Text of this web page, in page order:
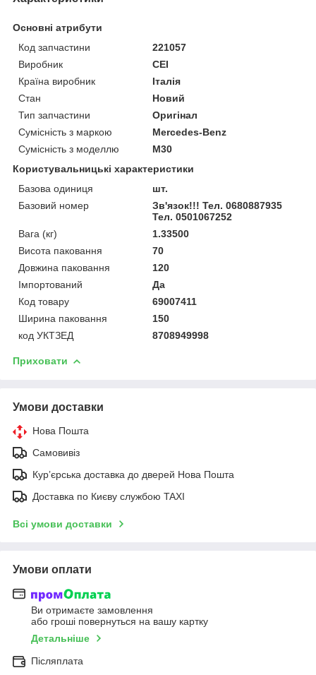
Основні атрибути
Код запчастини
221057
Виробник
CEI
Країна виробник
Італія
Стан
Новий
Тип запчастини
Оригінал
Сумісність з маркою
Mercedes-Benz
Сумісність з моделлю
M30
Користувальницькі характеристики
Базова одиниця
шт.
Базовий номер
Зв'язок!!! Тел. 0680887935
Тел. 0501067252
Вага (кг)
1.33500
Висота паковання
70
Довжина паковання
120
Імпортований
Да
Код товару
69007411
Ширина паковання
150
код УКТЗЕД
8708949998
Приховати
Умови доставки
Нова Пошта
Самовивіз
Курʼєрська доставка до дверей Нова Пошта
Доставка по Києву службою TAXI
Всі умови доставки
Умови оплати
Ви отримаєте замовлення
або гроші повернуться на вашу картку
Детальніше
Післяплата